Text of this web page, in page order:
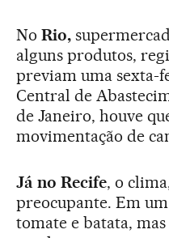
No Rio,
alguns produtos,
previam uma sexta-
Central de
de Janeiro, houve
movimentação de
Já no Recife, o
preocupante. Em
tomate e batata,